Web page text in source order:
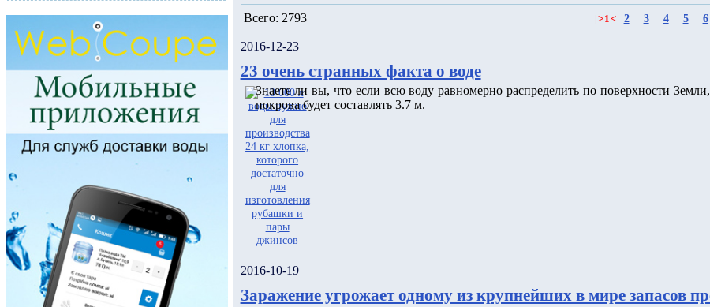
Всего: 2793 >1< 2 3 4 5 6
2016-12-23
23 очень странных факта о воде
Знаете ли вы, что если всю воду равномерно распределить по поверхности
покрова будет составлять 3.7 м.
2016-10-19
Заражение угрожает одному из крупнейших в мире запасов